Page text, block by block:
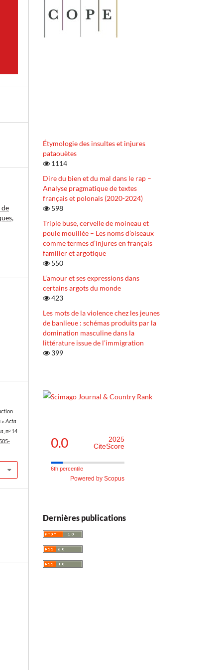
Acta
, nᵒ 14
Étymologie des insultes et injures
pataouètes
1114
Dire du bien et du mal dans le rap –
Analyse pragmatique de textes
français et polonais (2020-2024)
598
Triple buse, cervelle de moineau et
poule mouillée – Les noms d’oiseaux
comme termes d’injures en français
familier et argotique
550
L’amour et ses expressions dans
certains argots du monde
423
Les mots de la violence chez les jeunes
de banlieue : schémas produits par la
domination masculine dans la
littérature issue de l’immigration
399
0.0
2025
CiteScore
6th percentile
Powered by Scopus
Dernières publications